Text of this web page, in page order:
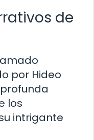
de
por Hideo
los
intrigante